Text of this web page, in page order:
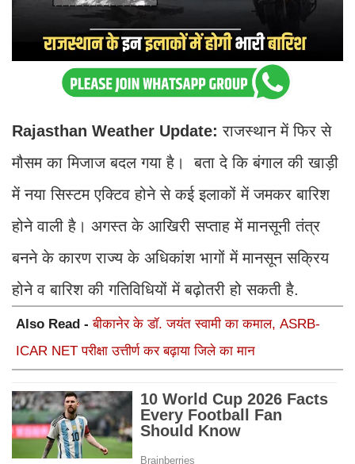
Rajasthan Weather Update: राजस्थान में फिर से
मौसम का मिजाज बदल गया है। बता दे कि बंगाल की खाड़ी
में नया सिस्टम एक्टिव होने से कई इलाकों में जमकर बारिश
होने वाली है। अगस्त के आखिरी सप्ताह में मानसूनी तंत्र
बनने के कारण राज्य के अधिकांश भागों में मानसून सक्रिय
होने व बारिश की गतिविधियों में बढ़ोतरी हो सकती है.
Also Read -बीकानेर के डॉ. जयंत स्वामी का कमाल, ASRB-
ICAR NET परीक्षा उत्तीर्ण कर बढ़ाया जिले का मान